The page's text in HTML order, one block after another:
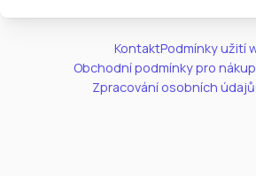
KontaktPodmínky užití
Obchodní podmínky pro
Zpracování osobních údajů